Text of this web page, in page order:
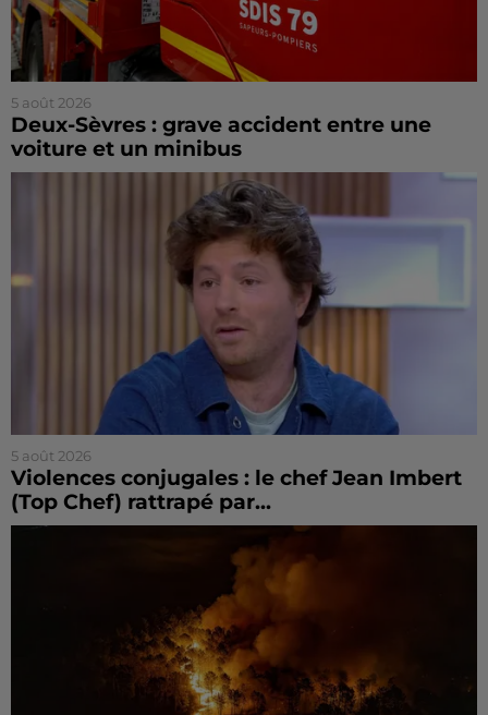
5 août 2026
Deux-Sèvres : grave accident entre une
voiture et un minibus
5 août 2026
Violences conjugales : le chef Jean Imbert
(Top Chef) rattrapé par...